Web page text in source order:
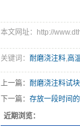
本文网址：http://
关键词： 耐磨浇注料,高
上一篇： 耐磨浇注料试
下一篇： 存放一段时间
近期浏览：